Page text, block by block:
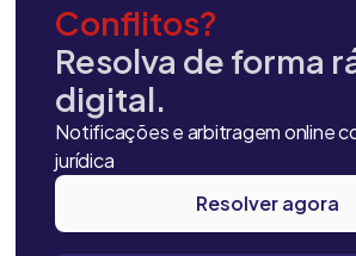
Conflitos?
Resolva de forma
digital.
Notificações e arbitragem online
jurídica
Resolver agora